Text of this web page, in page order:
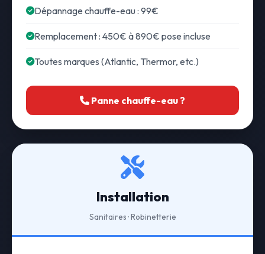
Dépannage chauffe-eau : 99€
Remplacement : 450€ à 890€ pose incluse
Toutes marques (Atlantic, Thermor, etc.)
Panne chauffe-eau ?
Installation
Sanitaires · Robinetterie